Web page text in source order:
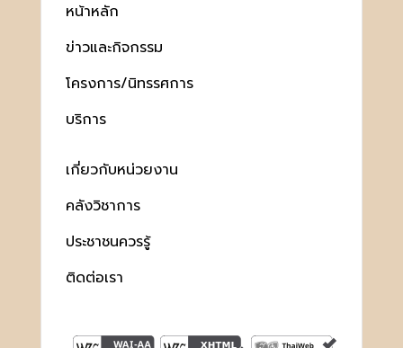
หน้าหลัก
ข่าวและกิจกรรม
โครงการ/นิทรรศการ
บริการ
เกี่ยวกับหน่วยงาน
คลังวิชาการ
ประชาชนควรรู้
ติดต่อเรา